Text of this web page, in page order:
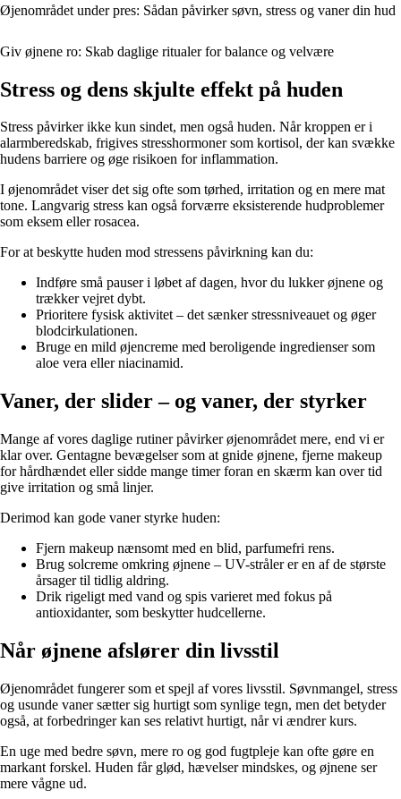
Øjenområdet under pres: Sådan påvirker søvn, stress og vaner din hud
Giv øjnene ro: Skab daglige ritualer for balance og velvære
Stress og dens skjulte effekt på huden
Stress påvirker ikke kun sindet, men også huden. Når kroppen er i
alarmberedskab, frigives stresshormoner som kortisol, der kan svække
hudens barriere og øge risikoen for inflammation.
I øjenområdet viser det sig ofte som tørhed, irritation og en mere mat
tone. Langvarig stress kan også forværre eksisterende hudproblemer
som eksem eller rosacea.
For at beskytte huden mod stressens påvirkning kan du:
Indføre små pauser i løbet af dagen, hvor du lukker øjnene og
trækker vejret dybt.
Prioritere fysisk aktivitet – det sænker stressniveauet og øger
blodcirkulationen.
Bruge en mild øjencreme med beroligende ingredienser som
aloe vera eller niacinamid.
Vaner, der slider – og vaner, der styrker
Mange af vores daglige rutiner påvirker øjenområdet mere, end vi er
klar over. Gentagne bevægelser som at gnide øjnene, fjerne makeup
for hårdhændet eller sidde mange timer foran en skærm kan over tid
give irritation og små linjer.
Derimod kan gode vaner styrke huden:
Fjern makeup nænsomt med en blid, parfumefri rens.
Brug solcreme omkring øjnene – UV-stråler er en af de største
årsager til tidlig aldring.
Drik rigeligt med vand og spis varieret med fokus på
antioxidanter, som beskytter hudcellerne.
Når øjnene afslører din livsstil
Øjenområdet fungerer som et spejl af vores livsstil. Søvnmangel, stress
og usunde vaner sætter sig hurtigt som synlige tegn, men det betyder
også, at forbedringer kan ses relativt hurtigt, når vi ændrer kurs.
En uge med bedre søvn, mere ro og god fugtpleje kan ofte gøre en
markant forskel. Huden får glød, hævelser mindskes, og øjnene ser
mere vågne ud.